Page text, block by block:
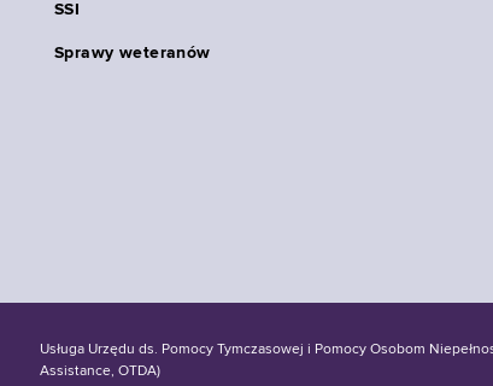
SSI
Sprawy weteranów
Usługa Urzędu ds. Pomocy Tymczasowej i Pomocy Osobom
Assistance, OTDA)